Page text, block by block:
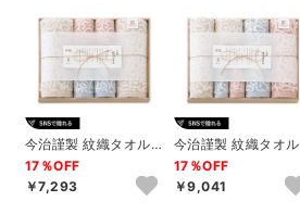
今治謹製 紋織タオル
タオルセット A
17％OFF
￥7,293
今治謹製 紋織タオル
タオルセット B
17％OFF
￥9,041